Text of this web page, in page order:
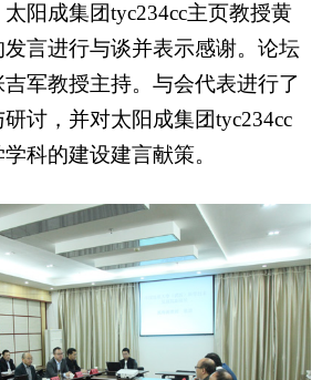
阳成集团tyc234cc主页教授黄
言进行与谈并表示感谢。论坛
军教授主持。与会代表进行了
讨，并对太阳成集团tyc234cc
科的建设建言献策。